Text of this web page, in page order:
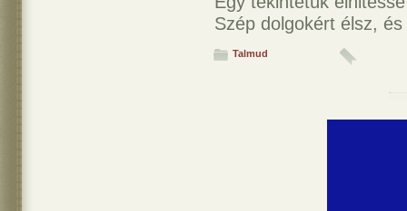
Szép dolgokért élsz,
Talmud